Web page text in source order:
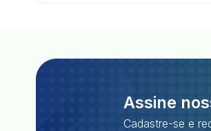
Assine
Cadastre-se e